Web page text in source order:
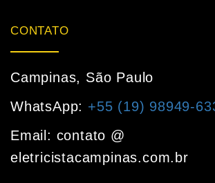
CONTATO
Campinas, São Paulo
WhatsApp: +55 (19) 98949-
Email: contato @
eletricistacampinas.com.br